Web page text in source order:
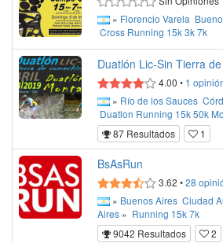
» Florencio Varela
Cross Running 15k3k7k
Duatlón Lic-Sin Tierra
4.00 • 1
» Río de los Sauces
Duatlon Running 15k50k
87 Resultados
1
BsAsRun
3.62 •28
» Buenos Aires Ciudad
Aires » Running 15k7k
9042 Resultados
2